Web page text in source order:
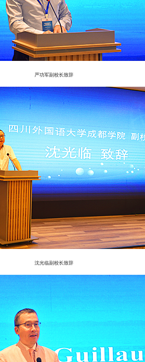
严功军副校长致辞
沈光临副校长致辞